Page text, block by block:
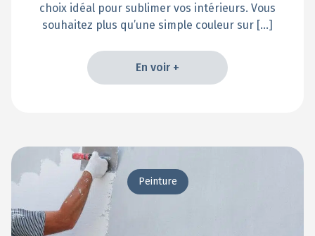
choix idéal pour sublimer vos intérieurs. Vous
souhaitez plus qu’une simple couleur sur […]
En voir +
Peinture